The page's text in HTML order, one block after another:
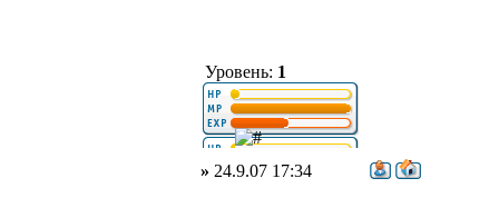
Уровень: 1
» 24.9.07 17:34